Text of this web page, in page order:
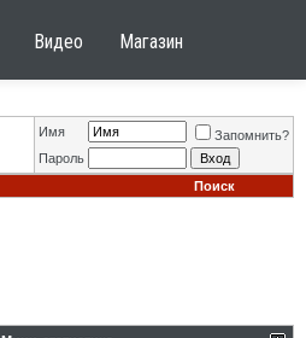
Видео Магазин
Имя
Запомнить?
Пароль
Поиск